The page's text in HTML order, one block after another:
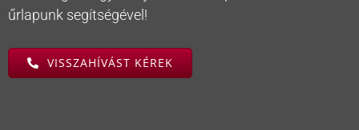
űrlapunk segítségével!
VISSZAHÍVÁST KÉREK